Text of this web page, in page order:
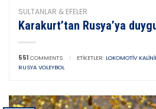
SULTANLAR & EFELER
Karakurt’tan Rusya’ya
551 COMMENTS | ETIKETLER: LOKOMOTIV
RUSYA VOLEYBOL